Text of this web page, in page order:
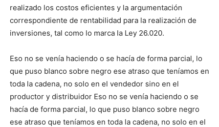
realizado los costos eficientes y la argumentación
correspondiente de rentabilidad para la realización de
inversiones, tal como lo marca la Ley 26.020.
Eso no se venía haciendo o se hacía de forma parcial, lo
que puso blanco sobre negro ese atraso que teníamos en
toda la cadena, no solo en el vendedor sino en el
productor y distribuidor Eso no se venía haciendo o se
hacía de forma parcial, lo que puso blanco sobre negro
ese atraso que teníamos en toda la cadena, no solo en el